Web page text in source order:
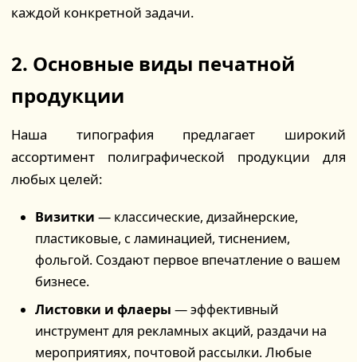
каждой конкретной задачи.
2. Основные виды печатной
продукции
Наша типография предлагает широкий
ассортимент полиграфической продукции для
любых целей:
Визитки — классические, дизайнерские,
пластиковые, с ламинацией, тиснением,
фольгой. Создают первое впечатление о вашем
бизнесе.
Листовки и флаеры — эффективный
инструмент для рекламных акций, раздачи на
мероприятиях, почтовой рассылки. Любые